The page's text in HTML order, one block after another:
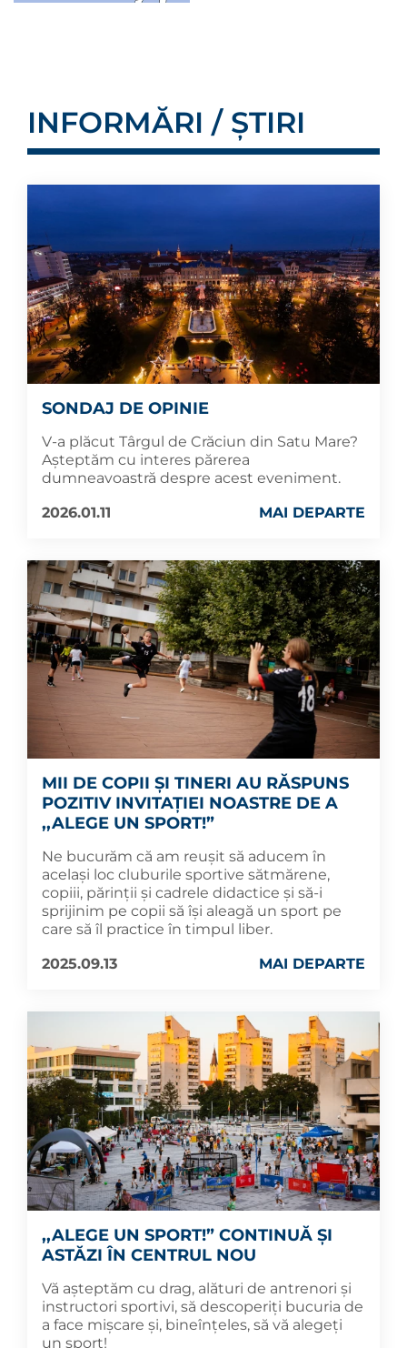
INFORMĂRI / ȘTIRI
SONDAJ DE OPINIE
V-a plăcut Târgul de Crăciun din Satu Mare?
Așteptăm cu interes părerea
dumneavoastră despre acest eveniment.
2026.01.11
MAI DEPARTE
MII DE COPII ȘI TINERI AU RĂSPUNS
POZITIV INVITAȚIEI NOASTRE DE A
,,ALEGE UN SPORT!”
Ne bucurăm că am reușit să aducem în
același loc cluburile sportive sătmărene,
copiii, părinții și cadrele didactice și să-i
sprijinim pe copii să își aleagă un sport pe
care să îl practice în timpul liber.
2025.09.13
MAI DEPARTE
,,ALEGE UN SPORT!” CONTINUĂ ȘI
ASTĂZI ÎN CENTRUL NOU
Vă așteptăm cu drag, alături de antrenori și
instructori sportivi, să descoperiți bucuria de
a face mișcare și, bineînțeles, să vă alegeți
un sport!